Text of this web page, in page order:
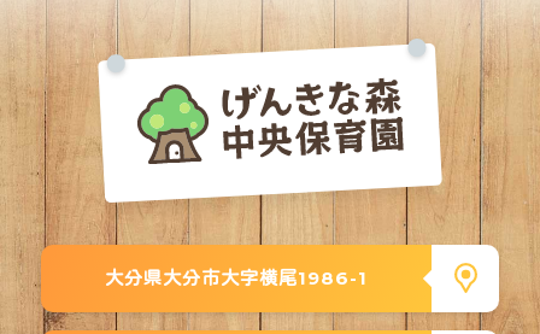
大分県大分市大字横尾1986-1